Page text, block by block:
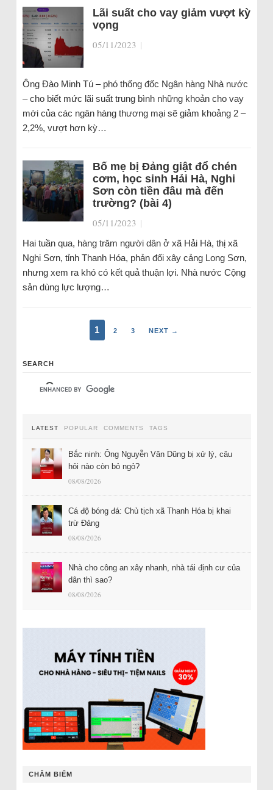
Lãi suất cho vay giảm vượt kỳ
vọng
05/11/2023 |
Ông Đào Minh Tú – phó thống đốc Ngân hàng Nhà nước
– cho biết mức lãi suất trung bình những khoản cho vay
mới của các ngân hàng thương mại sẽ giảm khoảng 2 –
2,2%, vượt hơn kỳ…
Bố mẹ bị Đảng giật đổ chén
cơm, học sinh Hải Hà, Nghi
Sơn còn tiền đâu mà đến
trường? (bài 4)
05/11/2023 |
Hai tuần qua, hàng trăm người dân ở xã Hải Hà, thị xã
Nghi Sơn, tỉnh Thanh Hóa, phản đối xây cảng Long Sơn,
nhưng xem ra khó có kết quả thuận lợi. Nhà nước Cộng
sản dùng lực lượng…
1 2 3 NEXT →
SEARCH
LATEST POPULAR COMMENTS TAGS
Bắc ninh: Ông Nguyễn Văn Dũng bị xử lý, câu
hỏi nào còn bỏ ngỏ?
08/08/2026
Cá độ bóng đá: Chủ tịch xã Thanh Hóa bị khai
trừ Đảng
08/08/2026
Nhà cho công an xây nhanh, nhà tái định cư của
dân thì sao?
08/08/2026
CHÂM BIẾM